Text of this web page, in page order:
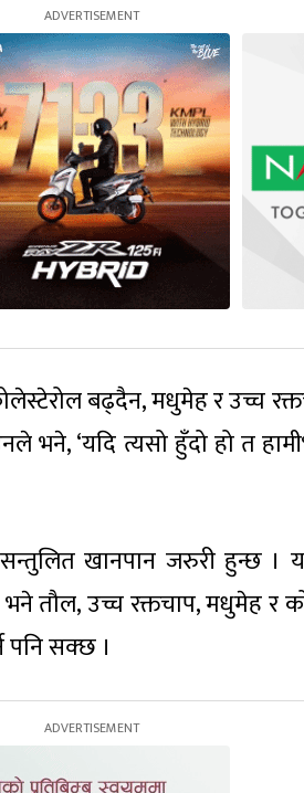
बढ्दैन, मधुमेह र उच्च
भने, ‘यदि त्यसो हुँदो हो त
खानपान जरुरी हुन्छ ।
तौल, उच्च रक्तचाप, मधुमेह र
पनि सक्छ ।